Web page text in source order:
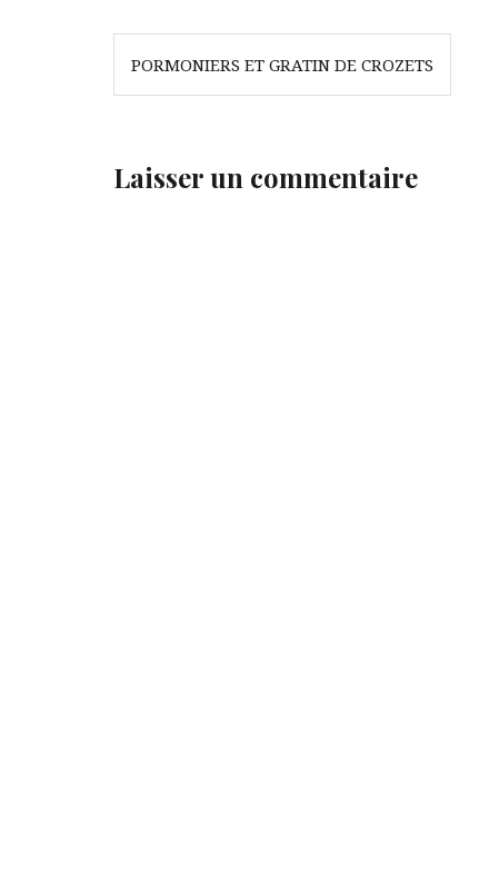
Navigation
dePORMONIERS ET GRATIN DE CROZETS
Laisser un commentaire